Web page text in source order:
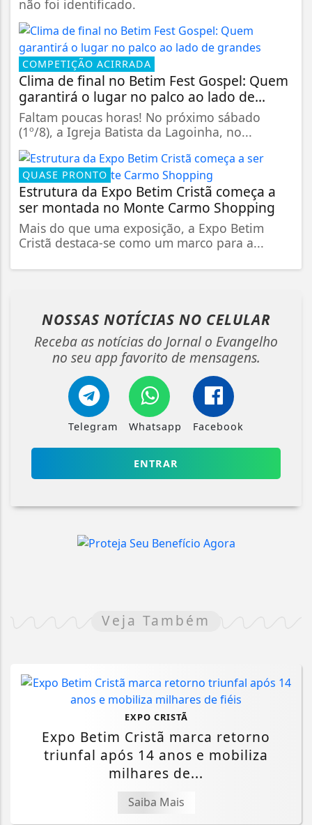
não foi identificado.
COMPETIÇÃO ACIRRADA
Clima de final no Betim Fest Gospel: Quem
garantirá o lugar no palco ao lado de...
Faltam poucas horas! No próximo sábado
(1º/8), a Igreja Batista da Lagoinha, no...
QUASE PRONTO
Estrutura da Expo Betim Cristã começa a
ser montada no Monte Carmo Shopping
Mais do que uma exposição, a Expo Betim
Cristã destaca-se como um marco para a...
NOSSAS NOTÍCIAS NO CELULAR
Receba as notícias do Jornal o Evangelho
no seu app favorito de mensagens.
Telegram Whatsapp Facebook
ENTRAR
Veja Também
EXPO CRISTÃ
Expo Betim Cristã marca retorno
triunfal após 14 anos e mobiliza
milhares de...
Saiba Mais